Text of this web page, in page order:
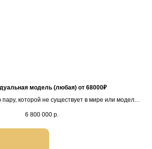
модель (любая) от 68000₽
пару, которой не существует в мире или модель
индивидуально под вашу стопу?
и мы создадим уникальную пару для вас.
6 800 000 р.